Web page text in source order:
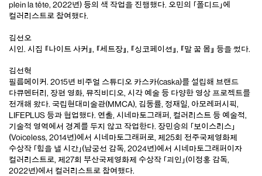
plein la tête, 2022년) 등의 색 작업을 진행했다. 오민의 「폴디드」에
컬러리스트로 참여했다.
김선오
시인. 시집 『나이트 사커』, 『세트장』, 『싱코페이션』, 『말 꿈 몸』 등을 썼다.
김선혁
필름메이커. 2015년 비주얼 스튜디오 카스카(caska)를 설립해 브랜드
다큐멘터리, 장편 영화, 뮤직비디오, 시각 예술 등 다양한 영상 프로젝트를
전개해 왔다. 국립현대미술관(MMCA), 김동률, 정재일, 아모레퍼시픽,
LIFEPLUS 등과 협업했다. 연출, 시네마토그래퍼, 컬러리스트 등 예술적,
기술적 영역에서 경계를 두지 않고 작업한다. 장민승의 「보이스리스」
(Voiceless, 2014년)에서 시네마토그래퍼로, 제25회 전주국제영화제
수상작 「힘을 낼 시간」(남궁선 감독, 2024년)에서 시네마토그래퍼이자
컬러리스트로, 제27회 부산국제영화제 수상작 「괴인」(이정홍 감독,
2022년)에서 컬러리스트로 참여했다.